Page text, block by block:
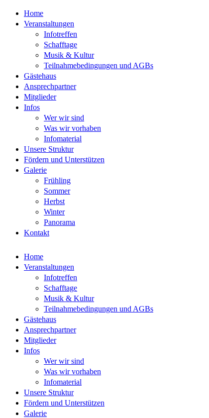
Home
Veranstaltungen
Infotreffen
Schafftage
Musik & Kultur
Teilnahmebedingungen und AGBs
Gästehaus
Ansprechpartner
Mitglieder
Infos
Wer wir sind
Was wir vorhaben
Infomaterial
Unsere Struktur
Fördern und Unterstützen
Galerie
Frühling
Sommer
Herbst
Winter
Panorama
Kontakt
Home
Veranstaltungen
Infotreffen
Schafftage
Musik & Kultur
Teilnahmebedingungen und AGBs
Gästehaus
Ansprechpartner
Mitglieder
Infos
Wer wir sind
Was wir vorhaben
Infomaterial
Unsere Struktur
Fördern und Unterstützen
Galerie